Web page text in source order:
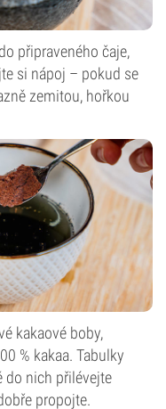
připraveného čaje,
si nápoj – pokud se
zemitou, hořkou
kakaové boby,
% kakaa. Tabulky
do nich přilévejte
propojte.